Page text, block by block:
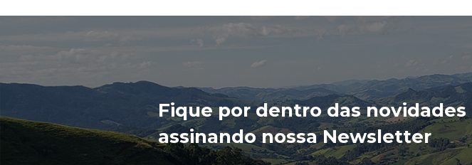
Fique por dentro das novidades
assinando nossa Newsletter